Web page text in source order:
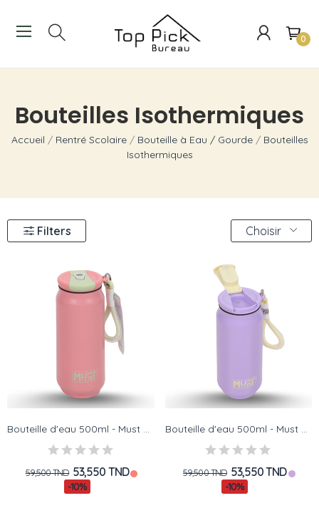
0
Bouteilles Isothermiques
Accueil Rentré Scolaire Bouteille à Eau / Gourde
Bouteilles
Isothermiques
Filters Choisir
Bouteille d'eau 500ml - Must Team - Stainless...
59,500 TND 53,550 TND
-10%
Bouteille d'eau 500ml - Must Team - Stainless...
59,500 TND 53,550 TND
-10%